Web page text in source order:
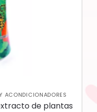
ACONDICIONADORES
de plantas